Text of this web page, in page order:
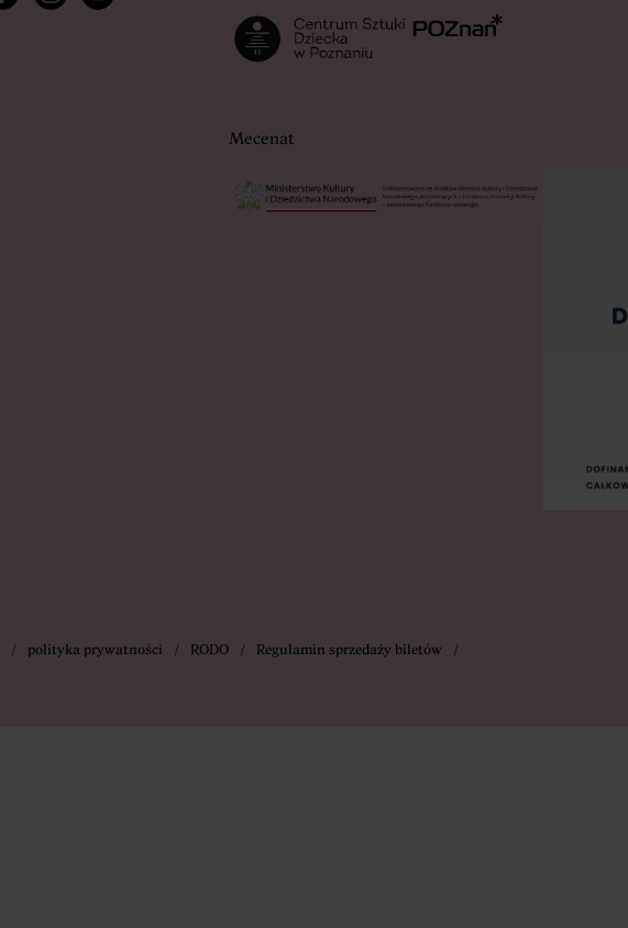
Otwiera link w nowej karcieOtwiera link w nowej karcie
Mecenat
polityka prywatności RODO
Regulamin sprzedaży biletów